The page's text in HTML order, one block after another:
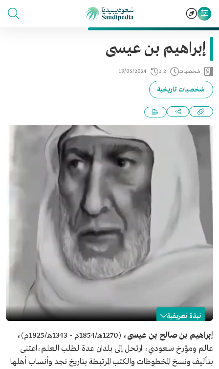
إبراهيم بن عيسى
شخصيات 2 د 13/05/2024
شخصيات تاريخية
نبذة تعريفية
إبراهيم بن عيسى
الاسم
إبراهيم بن عيسى.
المجال المهني
عالم ومؤرخ سعودي.
إبراهيم بن صالح بن عيسى، (1270هـ/1854م - 1343هـ/1925م)
،
عالم ومؤرخ سعودي، ارتحل إلى بلدان عدة لطلب العلم،اعتنى
بتأليف ونسخ المخطوطات والكتب المرتبطة بتاريخ نجد وأنساب أهلها